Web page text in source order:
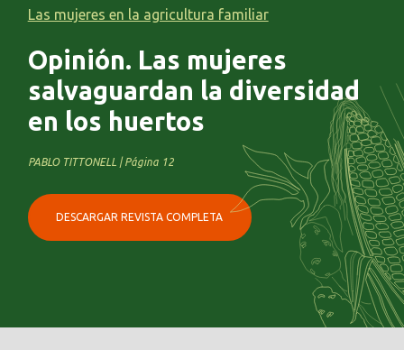
Las mujeres en la agricultura familiar
Opinión. Las mujeres
salvaguardan la diversidad
en los huertos
PABLO TITTONELL | Página 12
DESCARGAR REVISTA COMPLETA